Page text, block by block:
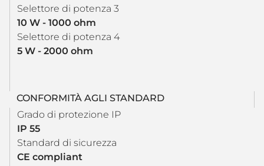
Selettore di potenza 3
10 W - 1000 ohm
Selettore di potenza 4
5 W - 2000 ohm
CONFORMITÀ AGLI STANDARD
Grado di protezione IP
IP 55
Standard di sicurezza
CE compliant